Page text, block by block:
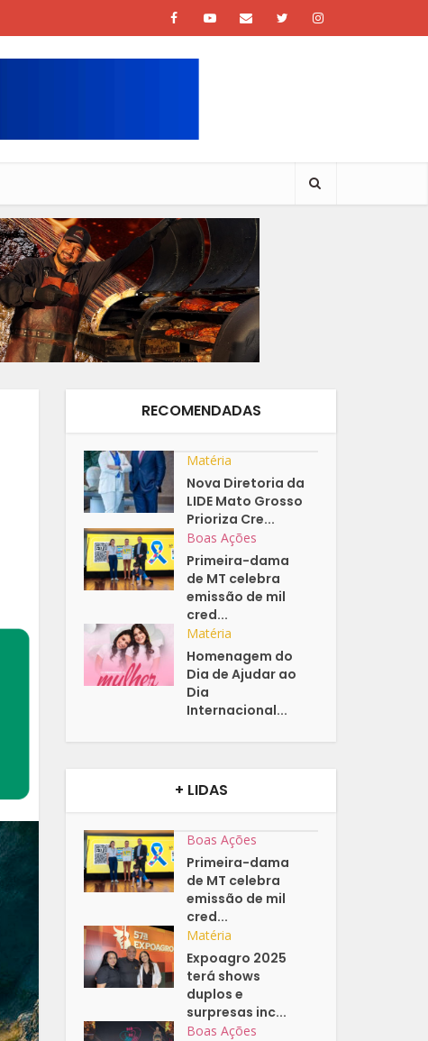
RECOMENDADAS
Matéria
Nova Diretoria da
LIDE Mato Grosso
Prioriza Cre...
Boas Ações
Primeira-dama
de MT celebra
emissão de mil
cred...
Matéria
Homenagem do
Dia de Ajudar ao
Dia
Internacional...
+ LIDAS
Boas Ações
Primeira-dama
de MT celebra
emissão de mil
cred...
Matéria
Expoagro 2025
terá shows
duplos e
surpresas inc...
Boas Ações